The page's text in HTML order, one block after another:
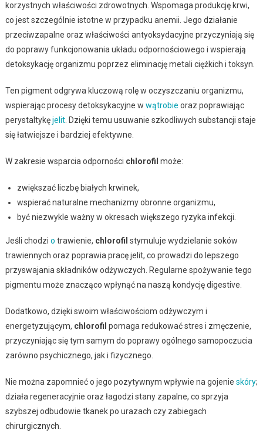
korzystnych właściwości zdrowotnych. Wspomaga produkcję krwi,
co jest szczególnie istotne w przypadku anemii. Jego działanie
przeciwzapalne oraz właściwości antyoksydacyjne przyczyniają się
do poprawy funkcjonowania układu odpornościowego i wspierają
detoksykację organizmu poprzez eliminację metali ciężkich i toksyn.
Ten pigment odgrywa kluczową rolę w oczyszczaniu organizmu,
wspierając procesy detoksykacyjne w wątrobie oraz poprawiając
perystaltykęjelit. Dzięki temu usuwanie szkodliwych substancji staje
się łatwiejsze i bardziej efektywne.
W zakresie wsparcia odporności chlorofil może:
zwiększać liczbę białych krwinek,
wspierać naturalne mechanizmy obronne organizmu,
być niezwykle ważny w okresach większego ryzyka infekcji.
Jeśli chodzi o trawienie, chlorofil stymuluje wydzielanie soków
trawiennych oraz poprawia pracę jelit, co prowadzi do lepszego
przyswajania składników odżywczych. Regularne spożywanie tego
pigmentu może znacząco wpłynąć na naszą kondycję digestive.
Dodatkowo, dzięki swoim właściwościom odżywczym i
energetyzującym, chlorofil pomaga redukować stres i zmęczenie,
przyczyniając się tym samym do poprawy ogólnego samopoczucia
zarówno psychicznego, jak i fizycznego.
Nie można zapomnieć o jego pozytywnym wpływie na gojenie skóry;
działa regeneracyjnie oraz łagodzi stany zapalne, co sprzyja
szybszej odbudowie tkanek po urazach czy zabiegach
chirurgicznych.